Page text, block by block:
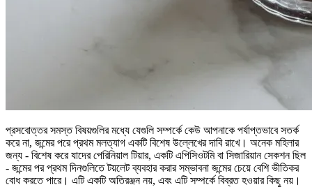
প্রসবোত্তর সমস্ত বিষয়গুলির মধ্যে যেগুলি সম্পর্কে কেউ আপনাকে পর্যাপ্তভাবে সতর্ক
করে না, জন্মের পরে প্রথম মলত্যাগ একটি বিশেষ উল্লেখের দাবি রাখে। অনেক মহিলার
জন্য - বিশেষ করে যাদের পেরিনিয়াল টিয়ার, একটি এপিসিওটমি বা সিজারিয়ান সেকশন ছিল
- জন্মের পর প্রথম দিনগুলিতে টয়লেট ব্যবহার করার সম্ভাবনা জন্মের চেয়ে বেশি ভীতিকর
বোধ করতে পারে। এটি একটি অতিরঞ্জন নয়, এবং এটি সম্পর্কে বিব্রত হওয়ার কিছু নয়।